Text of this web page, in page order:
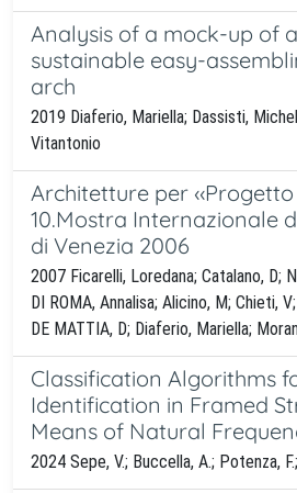
Analysis of a mock-up of
sustainable easy-
arch
2019 Diaferio, Mariella; Dassisti,
Vitantonio
Architetture per ‹‹Progetto
10.Mostra Internazionale
di Venezia 2006
2007 Ficarelli, Loredana; Catalano, D;
DI ROMA, Annalisa; Alicino, M; Chieti,
DE MATTIA, D; Diaferio, Mariella;
Classification Algorithms
Identification in Framed
Means of Natural
2024 Sepe, V.; Buccella, A.; Potenza,